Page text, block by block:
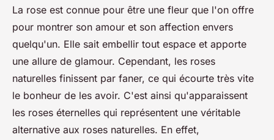
La rose éternelle, une fleur
exceptionnelle
josèphe•16 novembre 2023•2 min de lecture
La rose est connue pour être une fleur que l'on offre
pour montrer son amour et son affection envers
quelqu'un. Elle sait embellir tout espace et apporte
une allure de glamour. Cependant, les roses
naturelles finissent par faner, ce qui écourte très vite
le bonheur de les avoir. C'est ainsi qu'apparaissent
les roses éternelles qui représentent une véritable
alternative aux roses naturelles. En effet,